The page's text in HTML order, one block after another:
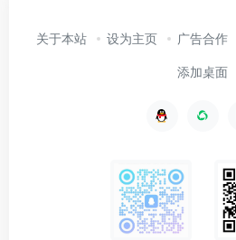
关于本站 设为主页 广告合作
添加桌面